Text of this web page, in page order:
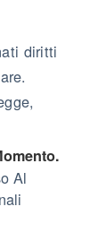
diritti
Al